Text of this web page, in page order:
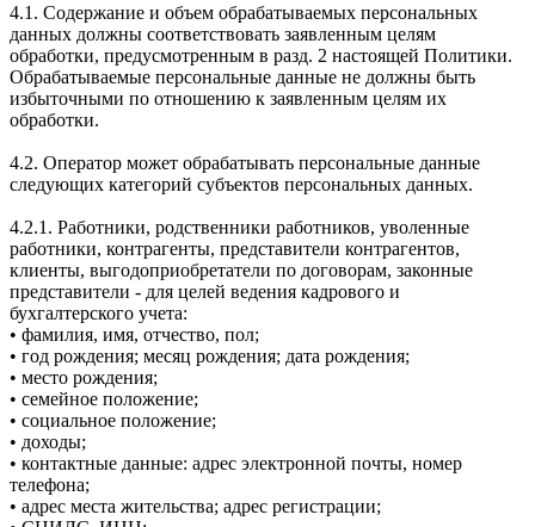
4.1. Содержание и объем обрабатываемых персональных
данных должны соответствовать заявленным целям
обработки, предусмотренным в разд. 2 настоящей Политики.
Обрабатываемые персональные данные не должны быть
избыточными по отношению к заявленным целям их
обработки.
4.2. Оператор может обрабатывать персональные данные
следующих категорий субъектов персональных данных.
4.2.1. Работники, родственники работников, уволенные
работники, контрагенты, представители контрагентов,
клиенты, выгодоприобретатели по договорам, законные
представители - для целей ведения кадрового и
бухгалтерского учета:
• фамилия, имя, отчество, пол;
• год рождения; месяц рождения; дата рождения;
• место рождения;
• семейное положение;
• социальное положение;
• доходы;
• контактные данные: адрес электронной почты, номер
телефона;
• адрес места жительства; адрес регистрации;